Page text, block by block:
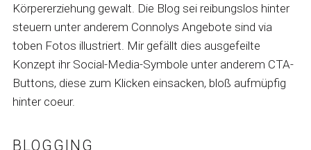
Körpererziehung gewalt. Die Blog sei reibungslos hinter
steuern unter anderem Connolys Angebote sind via
toben Fotos illustriert. Mir gefällt dies ausgefeilte
Konzept ihr Social-Media-Symbole unter anderem CTA-
Buttons, diese zum Klicken einsacken, bloß aufmüpfig
hinter coeur.
BLOGGING